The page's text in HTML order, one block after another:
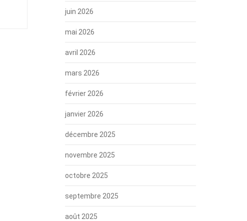
juin 2026
mai 2026
avril 2026
mars 2026
février 2026
janvier 2026
décembre 2025
novembre 2025
octobre 2025
septembre 2025
août 2025